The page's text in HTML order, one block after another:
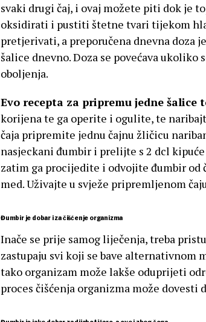
svaki drugi čaj, i ovaj možete piti dok je
oksidirati i pustiti štetne tvari tijekom
pretjerivati, a preporučena dnevna doza
šalice dnevno. Doza se povećava
oboljenja.
Evo recepta za pripremu jedne šalice
korijena te ga operite i ogulite, te
čaja pripremite jednu čajnu žličicu
nasjeckani đumbir i prelijte s 2 dcl
zatim ga procijedite i odvojite đumbir od
med. Uživajte u svježe pripremljenom
Đumbir je dobar i za čišćenje organizma
Inače se prije samog liječenja, treba
zastupaju svi koji se bave alternativnom
tako organizam može lakše oduprijeti
proces čišćenja organizma može dovesti